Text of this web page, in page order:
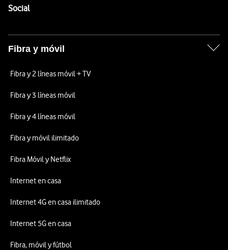
SocialEnlaces a las redes sociales de Vodafone
Fibra y móvil
Fibra y 2 líneas móvil + TV
Fibra y 3 líneas móvil
Fibra y 4 líneas móvil
Fibra y móvil ilimitado
Fibra Móvil y Netflix
Internet en casa
Internet 4G en casa ilimitado
Internet 5G en casa
Fibra, móvil y fútbol